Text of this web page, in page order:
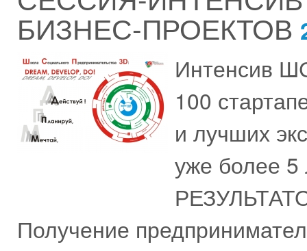
БИЗНЕС-ПРОЕКТОВ
Интенсив
100
и лучших
уже более
Получение